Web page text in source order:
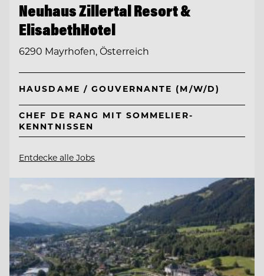
Neuhaus Zillertal Resort &
ElisabethHotel
6290 Mayrhofen, Österreich
HAUSDAME / GOUVERNANTE (M/W/D)
CHEF DE RANG MIT SOMMELIER-
KENNTNISSEN
Entdecke alle Jobs